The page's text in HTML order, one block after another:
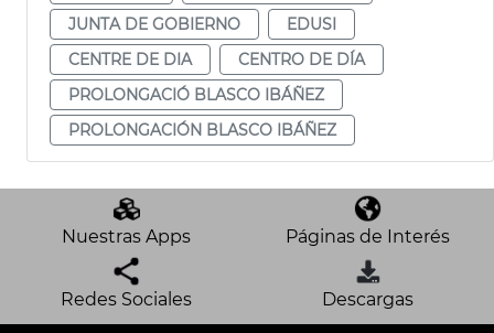
JUNTA DE GOBIERNO
EDUSI
CENTRE DE DIA
CENTRO DE DÍA
PROLONGACIÓ BLASCO IBÁÑEZ
PROLONGACIÓN BLASCO IBÁÑEZ
Nuestras Apps Páginas de Interés
Redes Sociales Descargas